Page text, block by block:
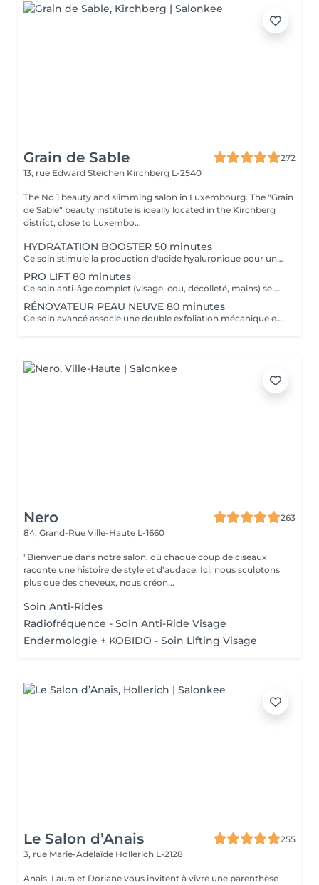
Grain de Sable
272
13, rue Edward Steichen Kirchberg L-2540
The No 1 beauty and slimming salon in Luxembourg. The "Grain
de Sable" beauty institute is ideally located in the Kirchberg
district, close to Luxembo...
HYDRATATION BOOSTER 50 minutes
Ce soin stimule la production d'acide hyaluronique pour une hydratation intense, redonnant à la peau un aspect repulpé et lissé tout en la protégeant des agressions extérieures et du vieillissement cutané.
PRO LIFT 80 minutes
Ce soin anti-âge complet (visage, cou, décolleté, mains) se distingue par sa combinaison unique d'exfoliations, de stimulation cellulaire mécanique et de manoeuvres facialistes exclusives. Il uniformise et illumine le teint, tout en liftant et redessinant les contours du visage. En comblant visiblement les rides et en renforçant la fermeté de la peau, ce soin révèle un épiderme plus lisse, lifté et rajeuni.
RÉNOVATEUR PEAU NEUVE 80 minutes
Ce soin avancé associe une double exfoliation mécanique et chimique du visage et du cou, permettant un nettoyage en profondeur de l'épiderme. Il favorise l'élimination des toxines et stimule le renouvellement cellulaire pour retrouver une peau saine, uniforme et lumineuse.
Nero
263
84, Grand-Rue Ville-Haute L-1660
"Bienvenue dans notre salon, où chaque coup de ciseaux
raconte une histoire de style et d'audace. Ici, nous sculptons
plus que des cheveux, nous créon...
Soin Anti-Rides
Radiofréquence - Soin Anti-Ride Visage
Endermologie + KOBIDO - Soin Lifting Visage
Le Salon d’Anais
255
3, rue Marie-Adelaïde Hollerich L-2128
Anais, Laura et Doriane vous invitent à vivre une parenthèse